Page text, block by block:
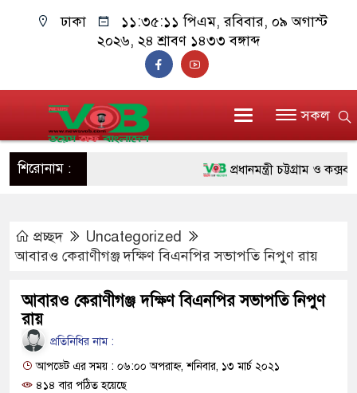
ঢাকা ১১:৩৫:১২ পিএম, রবিবার, ০৯ অগাস্ট
২০২৬, ২৪ শ্রাবণ ১৪৩৩ বঙ্গাব্দ
সকল
শিরোনাম : প্রধানমন্ত্রী চট্টগ্রাম ও
রিকশা
দাঁড়াবে : ডা. জুবাইদা রহমান
ও বিশ্বাসযোগ্য: প্রধানমন্ত্রী
প্রচ্ছদ
Uncategorized
আবারও কেরাণীগঞ্জ দক্ষিণ বিএনপির সভাপতি নিপুণ রায়
আবারও কেরাণীগঞ্জ দক্ষিণ বিএনপির সভাপতি নিপুণ
রায়
প্রতিনিধির নাম :
আপডেট এর সময় : ০৬:০০ অপরাহ্ন, শনিবার, ১৩ মার্চ ২০২১
৪১৪ বার পঠিত হয়েছে